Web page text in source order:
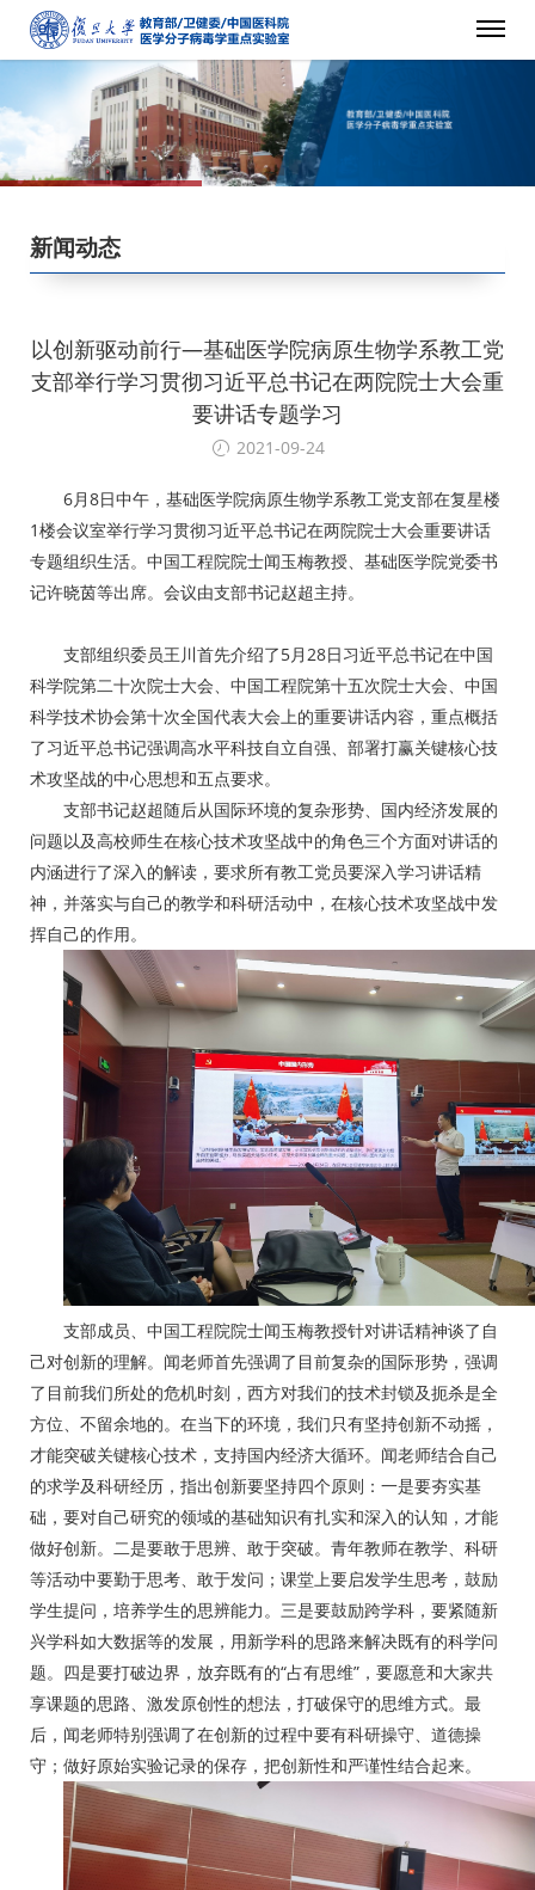
新闻动态
以创新驱动前行—基础医学院病原生物学系教工党
支部举行学习贯彻习近平总书记在两院院士大会重
要讲话专题学习
2021-09-24
6月8日中午，基础医学院病原生物学系教工党支部在复星楼
1楼会议室举行学习贯彻习近平总书记在两院院士大会重要讲话
专题组织生活。中国工程院院士闻玉梅教授、基础医学院党委书
记许晓茵等出席。会议由支部书记赵超主持。
支部组织委员王川首先介绍了5月28日习近平总书记在中国
科学院第二十次院士大会、中国工程院第十五次院士大会、中国
科学技术协会第十次全国代表大会上的重要讲话内容，重点概括
了习近平总书记强调高水平科技自立自强、部署打赢关键核心技
术攻坚战的中心思想和五点要求。
支部书记赵超随后从国际环境的复杂形势、国内经济发展的
问题以及高校师生在核心技术攻坚战中的角色三个方面对讲话的
内涵进行了深入的解读，要求所有教工党员要深入学习讲话精
神，并落实与自己的教学和科研活动中，在核心技术攻坚战中发
挥自己的作用。
支部成员、中国工程院院士闻玉梅教授针对讲话精神谈了自
己对创新的理解。闻老师首先强调了目前复杂的国际形势，强调
了目前我们所处的危机时刻，西方对我们的技术封锁及扼杀是全
方位、不留余地的。在当下的环境，我们只有坚持创新不动摇，
才能突破关键核心技术，支持国内经济大循环。闻老师结合自己
的求学及科研经历，指出创新要坚持四个原则：一是要夯实基
础，要对自己研究的领域的基础知识有扎实和深入的认知，才能
做好创新。二是要敢于思辨、敢于突破。青年教师在教学、科研
等活动中要勤于思考、敢于发问；课堂上要启发学生思考，鼓励
学生提问，培养学生的思辨能力。三是要鼓励跨学科，要紧随新
兴学科如大数据等的发展，用新学科的思路来解决既有的科学问
题。四是要打破边界，放弃既有的“占有思维”，要愿意和大家共
享课题的思路、激发原创性的想法，打破保守的思维方式。最
后，闻老师特别强调了在创新的过程中要有科研操守、道德操
守；做好原始实验记录的保存，把创新性和严谨性结合起来。